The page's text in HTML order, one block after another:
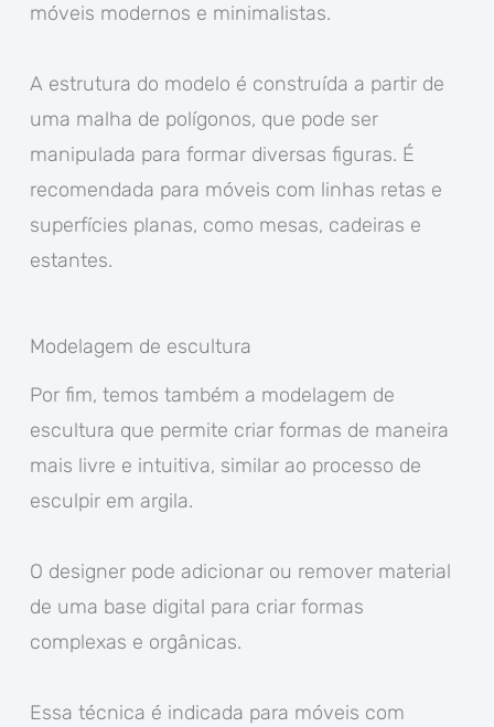
móveis modernos e minimalistas.
A estrutura do modelo é construída a partir de
uma malha de polígonos, que pode ser
manipulada para formar diversas figuras. É
recomendada para móveis com linhas retas e
superfícies planas, como mesas, cadeiras e
estantes.
Modelagem de escultura
Por fim, temos também a modelagem de
escultura que permite criar formas de maneira
mais livre e intuitiva, similar ao processo de
esculpir em argila.
O designer pode adicionar ou remover material
de uma base digital para criar formas
complexas e orgânicas.
Essa técnica é indicada para móveis com